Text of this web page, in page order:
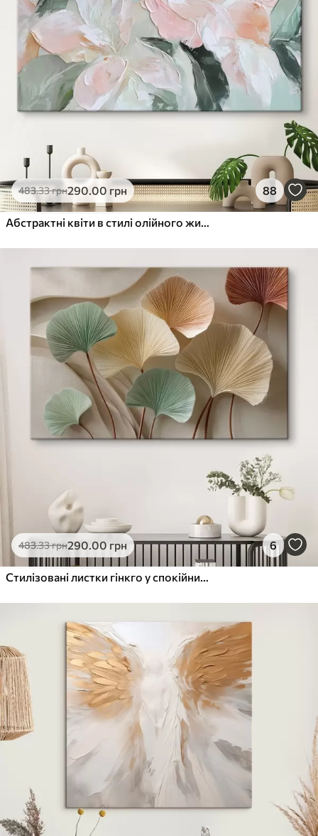
483.33грн290.00 грн 88
Абстрактні квіти в стилі олійного живопису
483.33грн290.00 грн 6
Стилізовані листки гінкго у спокійних тонах